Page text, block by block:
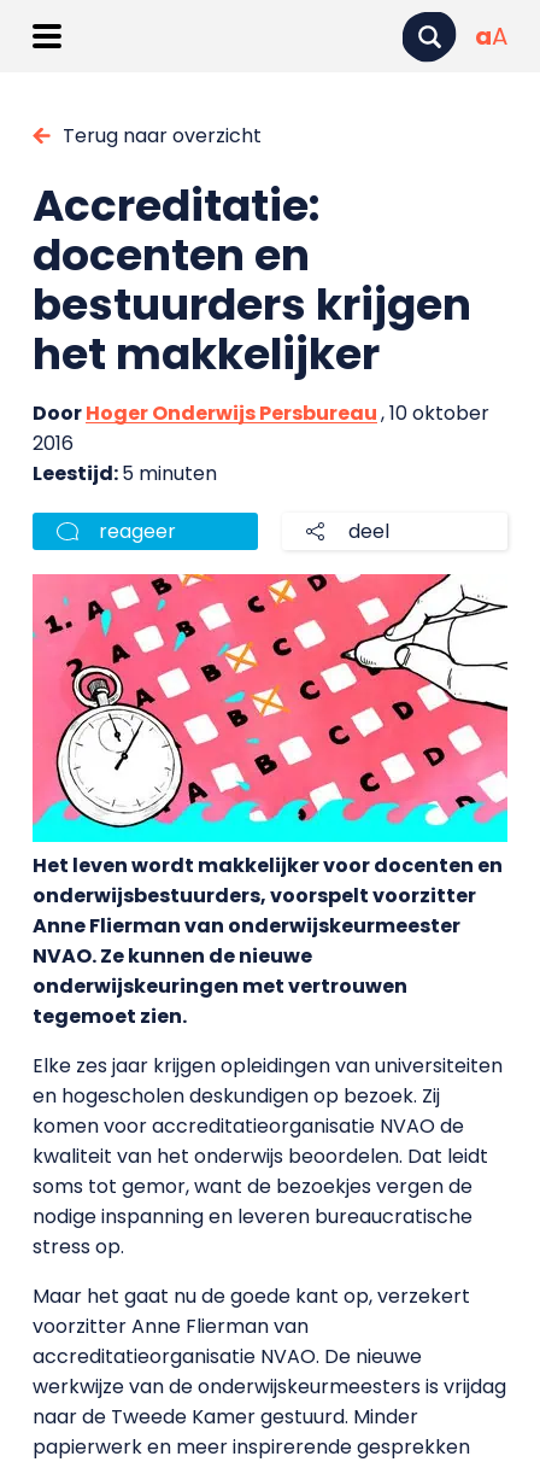
aA
Terug naar overzicht
Accreditatie:
docenten en
bestuurders krijgen
het makkelijker
DoorHoger Onderwijs Persbureau, 10 oktober
2016
Leestijd:5 minuten
reageer deel
Het leven wordt makkelijker voor docenten en
onderwijsbestuurders, voorspelt voorzitter
Anne Flierman van onderwijskeurmeester
NVAO. Ze kunnen de nieuwe
onderwijskeuringen met vertrouwen
tegemoet zien.
Elke zes jaar krijgen opleidingen van universiteiten
en hogescholen deskundigen op bezoek. Zij
komen voor accreditatieorganisatie NVAO de
kwaliteit van het onderwijs beoordelen. Dat leidt
soms tot gemor, want de bezoekjes vergen de
nodige inspanning en leveren bureaucratische
stress op.
Maar het gaat nu de goede kant op, verzekert
voorzitter Anne Flierman van
accreditatieorganisatie NVAO. De nieuwe
werkwijze van de onderwijskeurmeesters is vrijdag
naar de Tweede Kamer gestuurd. Minder
papierwerk en meer inspirerende gesprekken